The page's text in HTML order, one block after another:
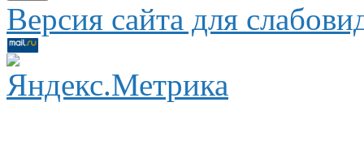
Версия сайта для